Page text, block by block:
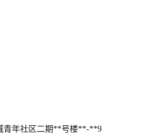
青年社区二期**号楼**-**9